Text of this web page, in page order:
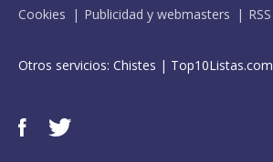
Cookies
Publicidad y webmasters RSS
Otros servicios: Chistes | Top10Listas.com